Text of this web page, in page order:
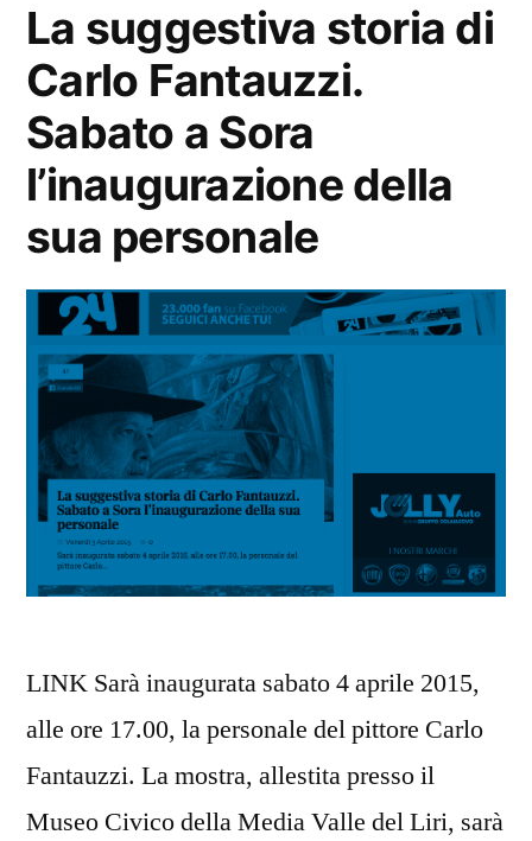
La suggestiva storia di
Carlo Fantauzzi.
Sabato a Sora
l’inaugurazione della
sua personale
LINK Sarà inaugurata sabato 4 aprile 2015,
alle ore 17.00, la personale del pittore Carlo
Fantauzzi. La mostra, allestita presso il
Museo Civico della Media Valle del Liri, sarà